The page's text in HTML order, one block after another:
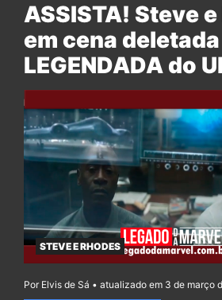
ASSISTA! Steve
em cena deletada
LEGENDADA do
STEVE E RHODES
Por Elvis de Sá • atualizado em 3 de março